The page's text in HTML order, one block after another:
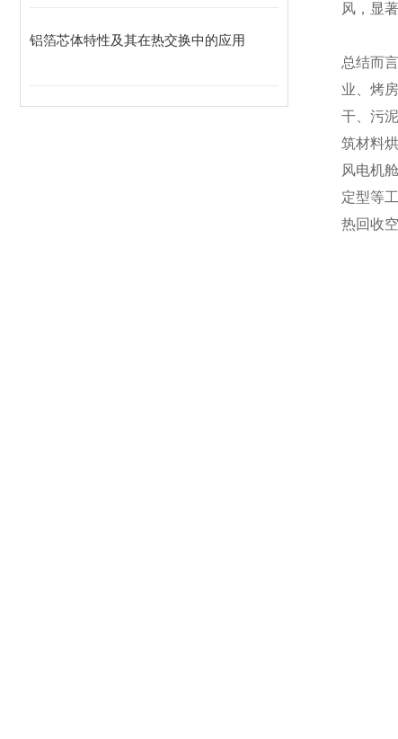
铝箔芯体特性及其在热交换中的应用
风，显
总结而
业、烤
干、污
筑材料
风电机
定型等
热回收